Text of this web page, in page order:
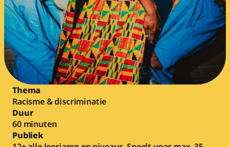
Thema
Racisme & discriminatie
Duur
60 minuten
Publiek